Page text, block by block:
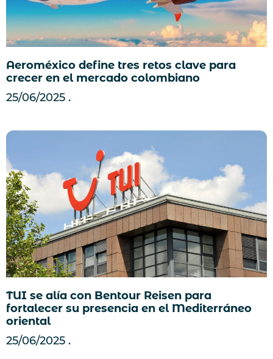
Aeroméxico define tres retos clave para
crecer en el mercado colombiano
25/06/2025
TUI se alía con Bentour Reisen para
fortalecer su presencia en el Mediterráneo
oriental
25/06/2025